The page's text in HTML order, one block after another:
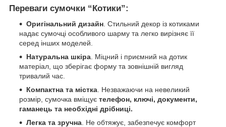
Переваги сумочки “Котики”:
Оригінальний дизайн . Стильний декор із котиками
надає сумочці особливого шарму та легко вирізняє її
серед інших моделей.
Натуральна шкіра . Міцний і приємний на дотик
матеріал, що зберігає форму та зовнішній вигляд
тривалий час.
Компактна та містка . Незважаючи на невеликий
розмір, сумочка вміщує телефон, ключі, документи,
гаманець та необхідні дрібниці.
Легка та зручна . Не обтяжує, забезпечує комфорт